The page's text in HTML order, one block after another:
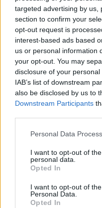
targeted advertising by us,
section to confirm your
opt-out request is
interest-based ads based
us or personal information
your opt-out. You may
disclosure of your
IAB’s list of downstream
also be disclosed by us to
Downstream Participants
Personal Data
I want to opt-out of
personal data.
Opted In
I want to opt-out of
Personal Data.
Opted In
recebe Ana Moura,
do fado
mais recente álbum,
fado com outras
vez a autoria das letras.
“Agarra em Mim”
promete ser
esgotado.
às 11h30, a Orquestra
do maestro Luís
Promenade integrado
compositores como
e Igor Stravinsky,